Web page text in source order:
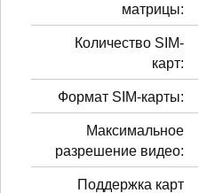
матрицы:
Количество SIM-
карт:
Формат SIM-карты:
Максимальное
разрешение видео:
Поддержка карт